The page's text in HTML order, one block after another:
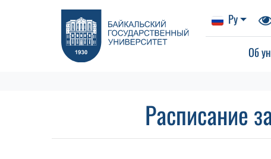
Ру
Об
Расписание